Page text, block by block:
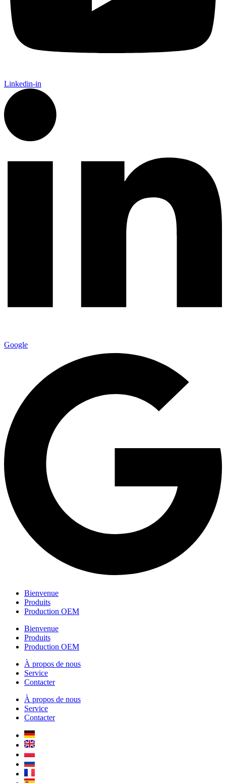
Linkedin-in
Google
Bienvenue
Produits
Production OEM
Bienvenue
Produits
Production OEM
À propos de nous
Service
Contacter
À propos de nous
Service
Contacter